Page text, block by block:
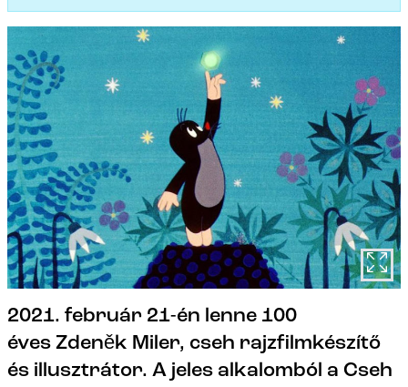
2021. február 21-én lenne 100
éves Zdeněk Miler, cseh rajzfilmkészítő
és illusztrátor. A jeles alkalomból a Cseh